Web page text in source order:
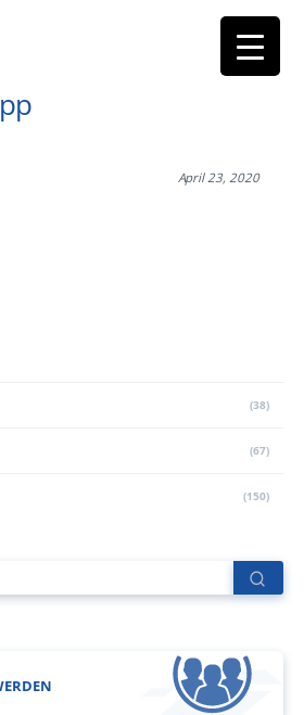
April 23, 2020
(38)
(67)
(150)